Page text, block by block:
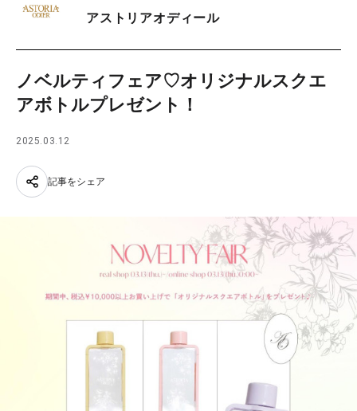
PARCOメンバーズアストリアオディール
ノベルティフェア♡オリジナルスクエ
アボトルプレゼント！
2025.03.12
記事をシェア